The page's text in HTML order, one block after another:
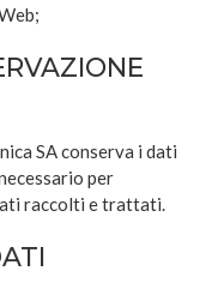
SA conserva i dati
per
raccolti e trattati.